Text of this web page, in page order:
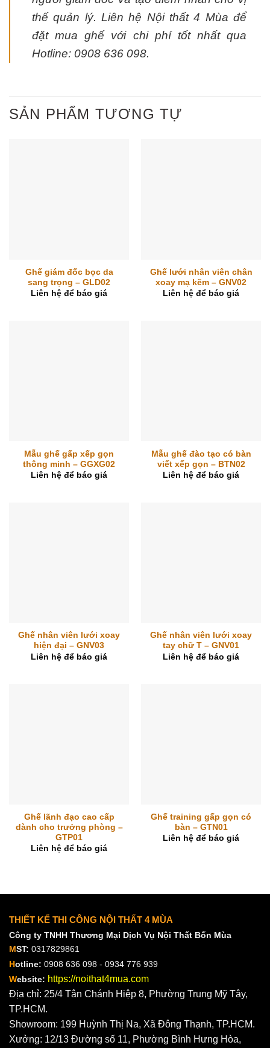
thế quản lý. Liên hệ Nội thất 4 Mùa để
đặt mua ghế với chi phí tốt nhất qua
Hotline: 0908 636 098.
SẢN PHẨM TƯƠNG TỰ
Ghế giám đốc bọc da
sang trọng – GLD02
Liên hệ để báo giá
Ghế lưới nhân viên chân
xoay mạ kẽm – GNV02
Liên hệ để báo giá
Mẫu ghế gấp xếp gọn
thông minh – GGXG02
Liên hệ để báo giá
Mẫu ghế đào tạo có bàn
viết xếp gọn – BTN02
Liên hệ để báo giá
Ghế nhân viên lưới xoay
hiện đại – GNV03
Liên hệ để báo giá
Ghế nhân viên lưới xoay
tay chữ T – GNV01
Liên hệ để báo giá
Ghế lãnh đạo cao cấp
dành cho trưởng phòng –
GTP01
Liên hệ để báo giá
Ghế training gấp gọn có
bàn – GTN01
Liên hệ để báo giá
THIẾT KẾ THI CÔNG NỘI THẤT 4 MÙA
Công ty TNHH Thương Mại Dịch Vụ Nội Thất Bốn Mùa
MST: 0317829861
Hotline: 0908 636 098 - 0934 776 939
Website: https://noithat4mua.com
Địa chỉ: 25/4 Tân Chánh Hiệp 8, Phường Trung Mỹ Tây,
TP.HCM.
Showroom: 199 Huỳnh Thị Na, Xã Đông Thạnh, TP.HCM.
Xưởng: 12/13 Đường số 11, Phường Bình Hưng Hòa,